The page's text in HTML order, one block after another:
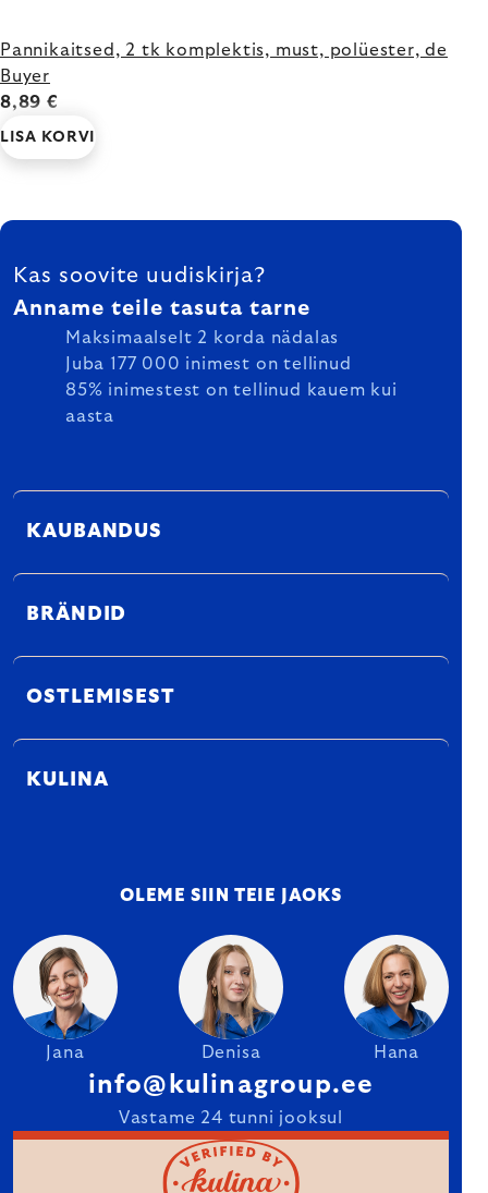
Pannikaitsed, 2 tk komplektis, must, polüester, de
Buyer
8,89 €
LISA KORVI
FOOTER
Kas soovite uudiskirja?
Anname teile tasuta tarne
Maksimaalselt 2 korda nädalas
Juba 177 000 inimest on tellinud
85% inimestest on tellinud kauem kui
aasta
KAUBANDUS
BRÄNDID
OSTLEMISEST
KULINA
OLEME SIIN TEIE JAOKS
Jana Denisa Hana
info@kulinagroup.ee
Vastame 24 tunni jooksul